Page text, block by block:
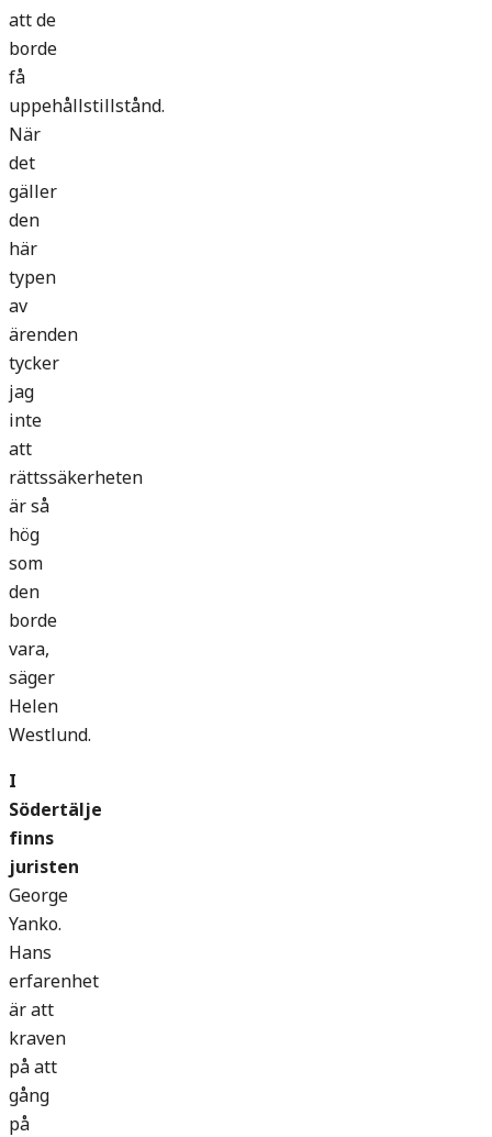
att de
borde
få
uppehållstillstånd.
När
det
gäller
den
här
typen
av
ärenden
tycker
jag
inte
att
rättssäkerheten
är så
hög
som
den
borde
vara,
säger
Helen
Westlund.
I
Södertälje
finns
juristen
George
Yanko.
Hans
erfarenhet
är att
kraven
på att
gång
på